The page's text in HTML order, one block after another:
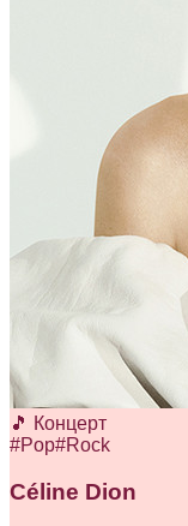
🎵 Концерт
#Pop#Rock
Céline Dion